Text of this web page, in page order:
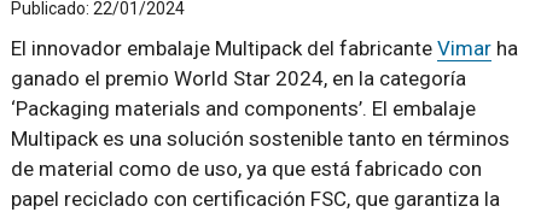
Publicado: 22/01/2024
El innovador embalaje Multipack del fabricante Vimarha
ganado el premio World Star 2024, en la categoría
‘Packaging materials and components’. El embalaje
Multipack es una solución sostenible tanto en términos
de material como de uso, ya que está fabricado con
papel reciclado con certificación FSC, que garantiza la